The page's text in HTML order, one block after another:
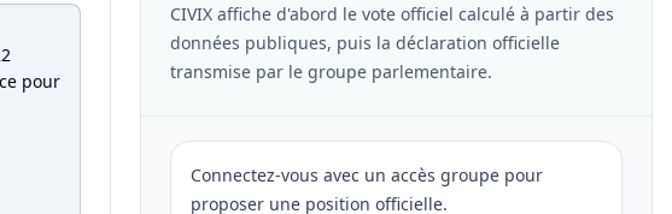
pour
CIVIX affiche d'abord le vote officiel calculé à partir des
données publiques, puis la déclaration officielle
transmise par le groupe parlementaire.
Connectez-vous avec un accès groupe pour
proposer une position officielle.